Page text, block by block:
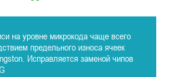
на уровне микрокода чаще всего
предельного износа ячеек
Исправляется заменой чипов